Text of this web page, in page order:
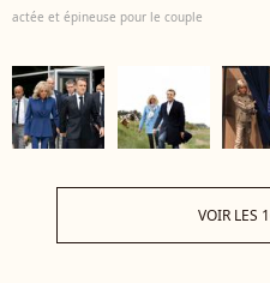
actée et épineuse pour le couple
VOIR LES